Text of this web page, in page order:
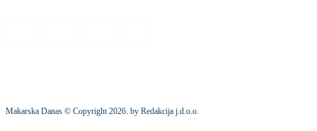
Makarska Danas © Copyright2026. by Redakcija j.d.o.o.